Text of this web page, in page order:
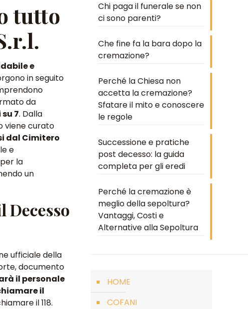
tutto
e
in seguito
da
7. Dalla
viene curato
dal Cimitero
e
la
un
Decesso
ufficiale della
documento
il personale
il
il 118.
Chi paga il funerale se non
ci sono parenti?
Che fine fa la bara dopo la
cremazione?
Perché la Chiesa non
accetta la cremazione?
Sfatare il mito e conoscere
le regole
Successione e pratiche
post decesso: la guida
completa per gli eredi
Perché la cremazione è
meglio della sepoltura?
Vantaggi, Costi e
Alternative alla Sepoltura
HOME
COFANI